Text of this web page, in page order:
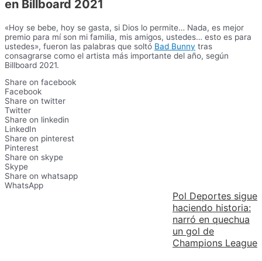
en Billboard 2021
«Hoy se bebe, hoy se gasta, si Dios lo permite… Nada, es mejor
premio para mí son mi familia, mis amigos, ustedes… esto es para
ustedes», fueron las palabras que soltó Bad Bunny tras
consagrarse como el artista más importante del año, según
Billboard 2021.
Share on facebook
Facebook
Share on twitter
Twitter
Share on linkedin
LinkedIn
Share on pinterest
Pinterest
Share on skype
Skype
Share on whatsapp
WhatsApp
Pol Deportes sigue
haciendo historia:
narró en quechua
un gol de
Champions League